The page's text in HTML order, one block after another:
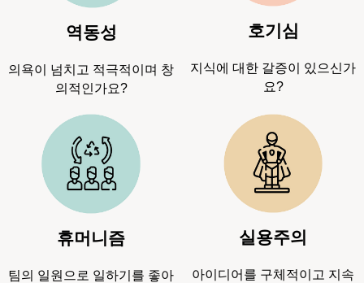
역동성
의욕이 넘치고 적극적이며 창
의적인가요?
호기심
지식에 대한 갈증이 있으신가
요?
휴머니즘
팀의 일원으로 일하기를 좋아
실용주의
아이디어를 구체적이고 지속